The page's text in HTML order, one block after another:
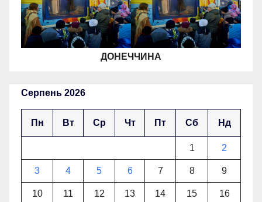
ДОНЕЧЧИНА
Серпень 2026
Пн Вт Ср Чт Пт Сб Нд
1 2
3 4 5 6 7 8 9
10 11 12 13 14 15 16